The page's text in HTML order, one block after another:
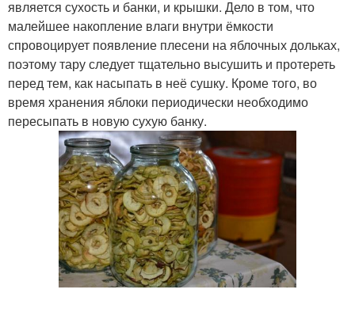
является сухость и банки, и крышки. Дело в том, что
малейшее накопление влаги внутри ёмкости
спровоцирует появление плесени на яблочных дольках,
поэтому тару следует тщательно высушить и протереть
перед тем, как насыпать в неё сушку. Кроме того, во
время хранения яблоки периодически необходимо
пересыпать в новую сухую банку.